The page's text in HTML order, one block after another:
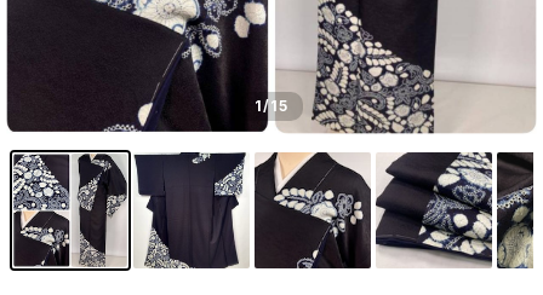
1/15